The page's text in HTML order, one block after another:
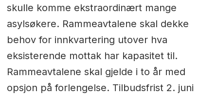
skulle komme ekstraordinært mange
asylsøkere. Rammeavtalene skal dekke
behov for innkvartering utover hva
eksisterende mottak har kapasitet til.
Rammeavtalene skal gjelde i to år med
opsjon på forlengelse. Tilbudsfrist 2. juni